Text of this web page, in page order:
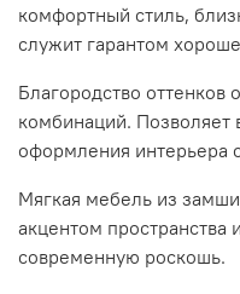
комфортный стиль,
служит гарантом
Благородство оттенков
комбинаций. Позволяет
оформления интерьера
Мягкая мебель из
акцентом пространства
современную роскошь.